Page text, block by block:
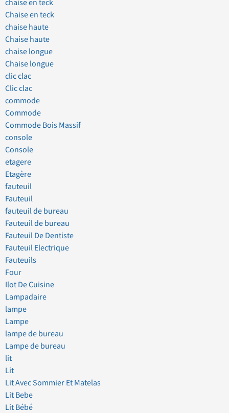
chaise en teck
Chaise en teck
chaise haute
Chaise haute
chaise longue
Chaise longue
clic clac
Clic clac
commode
Commode
Commode Bois Massif
console
Console
etagere
Etagère
fauteuil
Fauteuil
fauteuil de bureau
Fauteuil de bureau
Fauteuil De Dentiste
Fauteuil Electrique
Fauteuils
Four
Ilot De Cuisine
Lampadaire
lampe
Lampe
lampe de bureau
Lampe de bureau
lit
Lit
Lit Avec Sommier Et Matelas
Lit Bebe
Lit Bébé